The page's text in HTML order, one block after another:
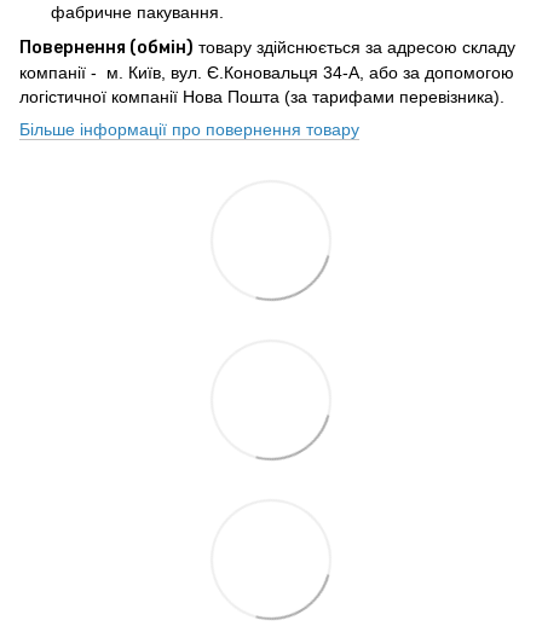
фабричне пакування.
Повернення (обмін) товару здійснюється за адресою складу
компанії - м. Київ, вул. Є.Коновальця 34-А, або за допомогою
логістичної компанії Нова Пошта (за тарифами перевізника).
Більше інформації про повернення товару